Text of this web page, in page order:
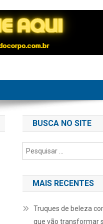
BUSCA NO SITE
MAIS RECENTES
Truques de beleza
que vão transformar